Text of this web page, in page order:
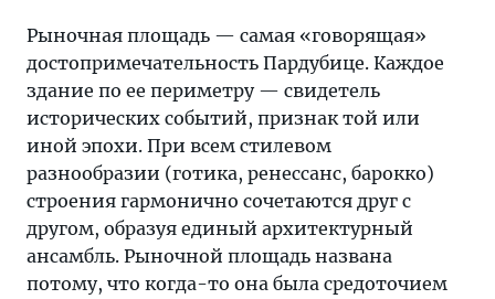
Рыночная площадь — самая «говорящая»
достопримечательность Пардубице. Каждое
здание по ее периметру — свидетель
исторических событий, признак той или
иной эпохи. При всем стилевом
разнообразии (готика, ренессанс, барокко)
строения гармонично сочетаются друг с
другом, образуя единый архитектурный
ансамбль. Рыночной площадь названа
потому, что когда-то она была средоточием